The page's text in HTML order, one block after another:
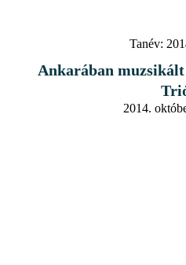
Tanév:
Ankarában
2014.